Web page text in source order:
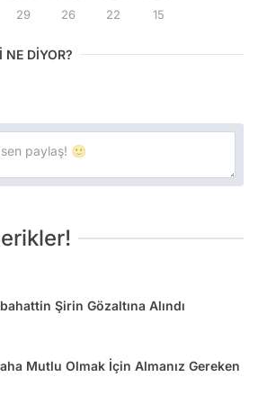
29 26 22 15
NE DİYOR?
Şirin Gözaltına Alındı
Mutlu Olmak İçin Almanız Gereken